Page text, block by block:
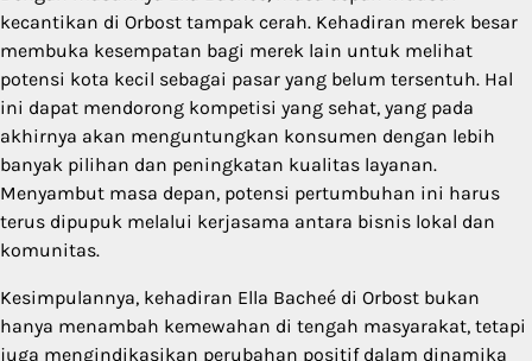
kecantikan di Orbost tampak cerah. Kehadiran merek besar
membuka kesempatan bagi merek lain untuk melihat
potensi kota kecil sebagai pasar yang belum tersentuh. Hal
ini dapat mendorong kompetisi yang sehat, yang pada
akhirnya akan menguntungkan konsumen dengan lebih
banyak pilihan dan peningkatan kualitas layanan.
Menyambut masa depan, potensi pertumbuhan ini harus
terus dipupuk melalui kerjasama antara bisnis lokal dan
komunitas.
Kesimpulannya, kehadiran Ella Bacheé di Orbost bukan
hanya menambah kemewahan di tengah masyarakat, tetapi
juga mengindikasikan perubahan positif dalam dinamika